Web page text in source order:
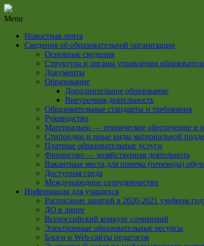
Menu
Новостная лента
Сведения об образовательной организации
Основные сведения
Структура и органы управления
Документы
Образование
Дополнительное образование
Внеурочная деятельность
Образовательные стандарты и требования
Руководство
Материально — техническое обеспечение и
Стипендии и иные виды материальной
Платные образовательные услуги
Финансово — хозяйственная деятельноть
Вакантные места для приема (перевода)
Доступная среда
Международное сотрудничество
Информация для учащихся
Расписание занятий в 2020-2021 учебном
ДО в лицее
Всероссийский конкурс сочинений
Электронные образовательные ресурсы
Блоги и Web-сайты педагогов